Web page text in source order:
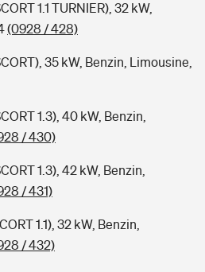
1.1 TURNIER), 32 kW,
(0928 / 428)
35 kW, Benzin, Limousine,
1.3), 40 kW, Benzin,
/ 430)
1.3), 42 kW, Benzin,
/ 431)
1.1), 32 kW, Benzin,
/ 432)